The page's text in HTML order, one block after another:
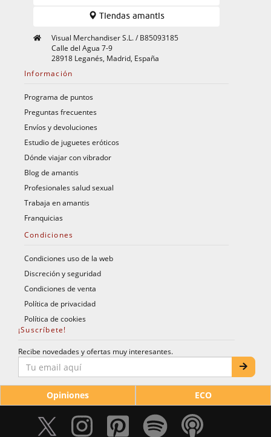
Tiendas amantis
Visual Merchandiser S.L. / B85093185
Calle del Agua 7-9
28918 Leganés, Madrid, España
Información
Programa de puntos
Preguntas frecuentes
Envíos y devoluciones
Estudio de juguetes eróticos
Dónde viajar con vibrador
Blog de amantis
Profesionales salud sexual
Trabaja en amantis
Franquicias
Condiciones
Condiciones uso de la web
Discreción y seguridad
Condiciones de venta
Política de privacidad
Política de cookies
¡Suscríbete!
Recibe novedades y ofertas muy interesantes.
Opiniones ECO